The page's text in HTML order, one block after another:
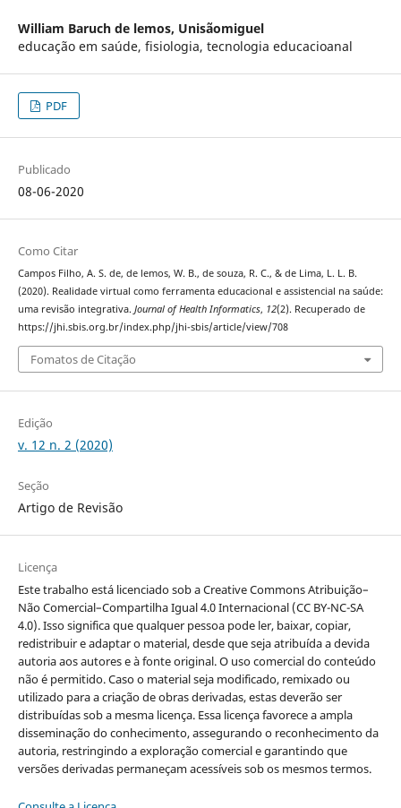
William Baruch de lemos, Unisãomiguel
educação em saúde, fisiologia, tecnologia educacioanal
PDF
Publicado
08-06-2020
Como Citar
Campos Filho, A. S. de, de lemos, W. B., de souza, R. C., & de Lima, L. L. B.
(2020). Realidade virtual como ferramenta educacional e assistencial na saúde:
uma revisão integrativa. Journal of Health Informatics, 12(2). Recuperado de
https://jhi.sbis.org.br/index.php/jhi-sbis/article/view/708
Fomatos de Citação
Edição
v. 12 n. 2 (2020)
Seção
Artigo de Revisão
Licença
Este trabalho está licenciado sob a Creative Commons Atribuição–
Não Comercial–Compartilha Igual 4.0 Internacional (CC BY-NC-SA
4.0). Isso significa que qualquer pessoa pode ler, baixar, copiar,
redistribuir e adaptar o material, desde que seja atribuída a devida
autoria aos autores e à fonte original. O uso comercial do conteúdo
não é permitido. Caso o material seja modificado, remixado ou
utilizado para a criação de obras derivadas, estas deverão ser
distribuídas sob a mesma licença. Essa licença favorece a ampla
disseminação do conhecimento, assegurando o reconhecimento da
autoria, restringindo a exploração comercial e garantindo que
versões derivadas permaneçam acessíveis sob os mesmos termos.